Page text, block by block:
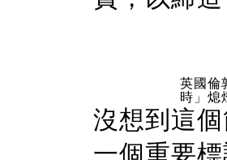
英國倫
時」熄
沒想到這
一個重要